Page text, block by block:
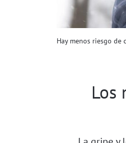
Hay menos riesgo de
Los